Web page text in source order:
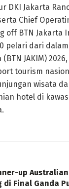
DKI Jakarta
Chief
off BTN Jakarta
pelari dari
JAKIM)
tourism
wisata
hotel di
up
di Final Ganda